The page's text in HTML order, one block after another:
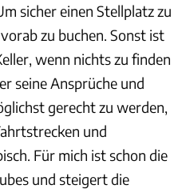
sicher einen Stellplatz zu
zu buchen. Sonst ist
wenn nichts zu finden
seine Ansprüche und
gerecht zu werden,
und
Für mich ist schon die
und steigert die